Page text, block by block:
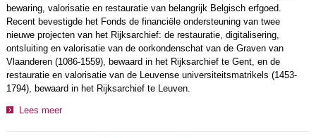
bewaring, valorisatie en restauratie van belangrijk Belgisch erfgoed.
Recent bevestigde het Fonds de financiële ondersteuning van twee
nieuwe projecten van het Rijksarchief: de restauratie, digitalisering,
ontsluiting en valorisatie van de oorkondenschat van de Graven van
Vlaanderen (1086-1559), bewaard in het Rijksarchief te Gent, en de
restauratie en valorisatie van de Leuvense universiteitsmatrikels (1453-
1794), bewaard in het Rijksarchief te Leuven.
Lees meer